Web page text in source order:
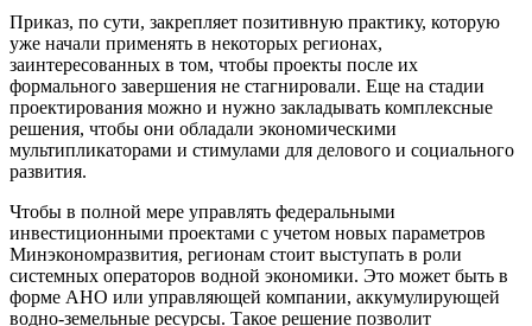
Приказ, по сути, закрепляет позитивную практику, которую
уже начали применять в некоторых регионах,
заинтересованных в том, чтобы проекты после их
формального завершения не стагнировали. Еще на стадии
проектирования можно и нужно закладывать комплексные
решения, чтобы они обладали экономическими
мультипликаторами и стимулами для делового и социального
развития.
Чтобы в полной мере управлять федеральными
инвестиционными проектами с учетом новых параметров
Минэкономразвития, регионам стоит выступать в роли
системных операторов водной экономики. Это может быть в
форме АНО или управляющей компании, аккумулирующей
водно-земельные ресурсы. Такое решение позволит